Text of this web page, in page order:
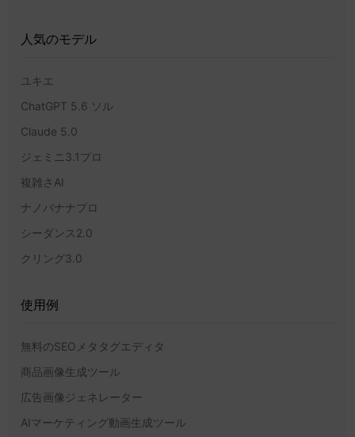
人気のモデル
ユキエ
ChatGPT 5.6 ソル
Claude 5.0
ジェミニ3.1プロ
複雑さAI
ナノバナナプロ
シーダンス2.0
クリング3.0
使用例
無料のSEOメタタグエディタ
商品画像生成ツール
広告画像ジェネレーター
AIマーケティング動画生成ツール